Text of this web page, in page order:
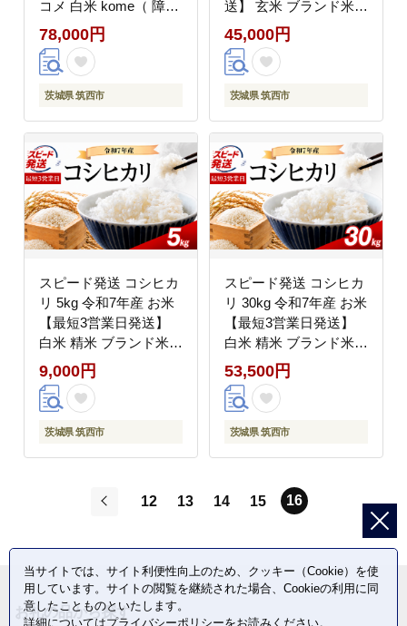
コメ 白米 kome（ 障が
い者アート パッケージ
）関東 茨城県 筑西市
三ツ星 マイスター
78,000円
茨城県 筑西市
送】 玄米 ブランド米
令和7年産 米 お米 ライ
ス オコメ コメ 玄米ご
はん 玄米30kg 国産 弁
茨城県産 R7 30kg 米
30kg 30キロ 2025年産
こしひかり げんまい 茨
城県 筑西市 関東 ファ
ームオアシス
45,000円
茨城県 筑西市
スピード発送 コシヒカ
リ 5kg 令和7年産 お米
【最短3営業日発送】
白米 精米 ブランド米
令和7年産 米 お米 ライ
ス オコメ コメ おにぎ
り おむすび 国産 弁当
城県産 R7 5kg 米5kg 5
キロ 2025年産 こしひ
筑西市 関東 ファームオ
9,000円
茨城県 筑西市
スピード発送 コシヒカ
リ 30kg 令和7年産 お米
【最短3営業日発送】
白米 精米 ブランド米
令和7年産 米 お米 ライ
ス オコメ コメ おにぎ
り おむすび 国産 弁当
城県産 R7 30kg 米30kg
30キロ 2025年産 こし
県 筑西市 関東 ファー
53,500円
茨城県 筑西市
12 13 14 15 16
お礼の品から探す
当サイトでは、サイト利便性向上のため、クッキー（Cookie）を使
用しています。サイトの閲覧を継続された場合、Cookieの利用に同
意したことものといたします。
詳細についてはプライバシーポリシーをお読みください。